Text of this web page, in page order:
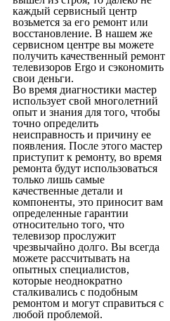
каждый сервисный центр
возьмется за его ремонт или
восстановление. В нашем же
сервисном центре вы можете
получить качественный ремонт
телевизоров Ergo и сэкономить
свои деньги.
Во время диагностики мастер
использует свой многолетний
опыт и знания для того, чтобы
точно определить
неисправность и причину ее
появления. После этого мастер
приступит к ремонту, во время
ремонта будут использоваться
только лишь самые
качественные детали и
компоненты, это приносит вам
определенные гарантии
относительно того, что
телевизор прослужит
чрезвычайно долго. Вы всегда
можете рассчитывать на
опытных специалистов,
которые неоднократно
сталкивались с подобным
ремонтом и могут справиться с
любой проблемой.